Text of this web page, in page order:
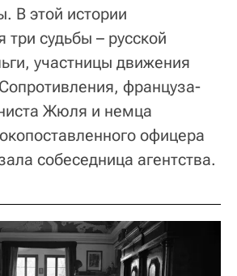
В этой истории
три судьбы – русской
участницы движения
француза-
Жюля и немца
офицера
собеседница агентства.